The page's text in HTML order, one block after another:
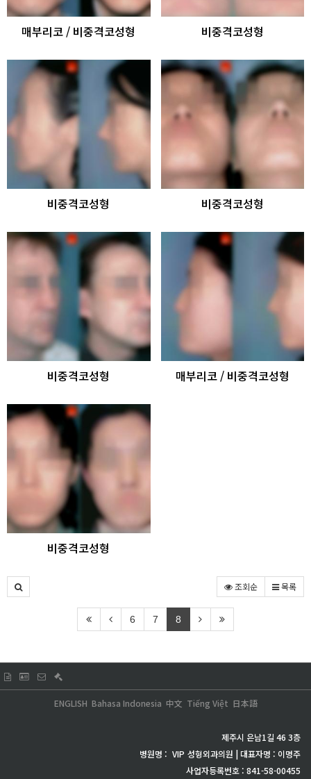
매부리코 / 비중격코성형 비중격코성형
비중격코성형 비중격코성형
비중격코성형 매부리코 / 비중격코성형
비중격코성형
조회순 목록
6 7 8
日本語
Tiếng Việt
中文
Bahasa Indonesia
ENGLISH
제주시 은남1길 46 3층
병원명 : VIP 성형외과의원 | 대표자명 : 이명주
사업자등록번호 : 841-58-00455